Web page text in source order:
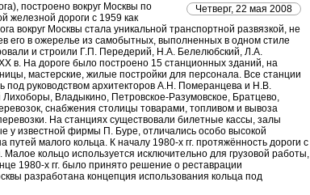
Четверг, 22 мая 2008
построено вокруг Москвы по
железной дороги с 1959 как
вокруг Москвы стала уникальной транспортной развязкой, не
его в ожерелье из самобытных, выполненных в одном стиле
и строили Г.П. Передерий, Н.А. Белелюбский, Л.А.
в. На дороге было построено 15 станционных зданий, на
мастерские, жилые постройки для персонала. Все станции
под руководством архитекторов А.Н. Померанцева и Н.В.
Владыкино, Петровское-Разумовское, Братцево,
снабжения столицы товарами, топливом и вывоза
На станциях существовали билетные кассы, залы
у известной фирмы П. Буре, отличались особо высокой
малого кольца. К началу 1980-х гг. протяжённость дороги с
кольцо используется исключительно для грузовой работы,
1980-х гг. было принято решение о реставрации
разработана концепция использования кольца под